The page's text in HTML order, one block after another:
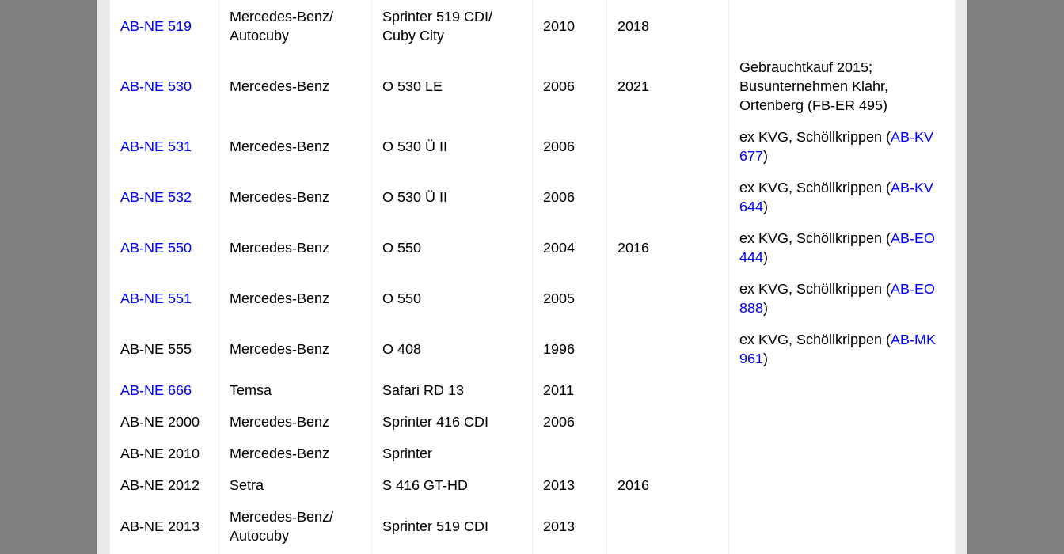
AB-NE 519
Mercedes-Benz/
Autocuby
Sprinter 519 CDI/
Cuby City
2010 2018
AB-NE 530 Mercedes-Benz O 530 LE 2006 2021
Gebrauchtkauf 2015;
Busunternehmen Klahr,
Ortenberg (FB-ER 495)
AB-NE 531 Mercedes-Benz O 530 Ü II 2006
ex KVG, Schöllkrippen (AB-KV
677)
AB-NE 532 Mercedes-Benz O 530 Ü II 2006
ex KVG, Schöllkrippen (AB-KV
644)
AB-NE 550 Mercedes-Benz O 550 2004 2016
ex KVG, Schöllkrippen (AB-EO
444)
AB-NE 551 Mercedes-Benz O 550 2005
ex KVG, Schöllkrippen (AB-EO
888)
AB-NE 555 Mercedes-Benz O 408 1996
ex KVG, Schöllkrippen (AB-MK
961)
AB-NE 666
Temsa Safari RD 13
2011
AB-NE 2000
Mercedes-Benz Sprinter 416 CDI
2006
AB-NE 2010
Mercedes-Benz
Sprinter
AB-NE 2012
Setra S 416 GT-HD 2013 2016
AB-NE 2013
Mercedes-Benz/
Autocuby
Sprinter 519 CDI 2013